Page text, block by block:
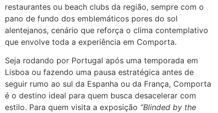
restaurantes ou beach clubs da região, sempre com o
pano de fundo dos emblemáticos pores do sol
alentejanos, cenário que reforça o clima contemplativo
que envolve toda a experiência em Comporta.
Seja rodando por Portugal após uma temporada em
Lisboa ou fazendo uma pausa estratégica antes de
seguir rumo ao sul da Espanha ou da França, Comporta
é o destino ideal para quem busca desacelerar com
estilo. Para quem visita a exposição “Blinded by the